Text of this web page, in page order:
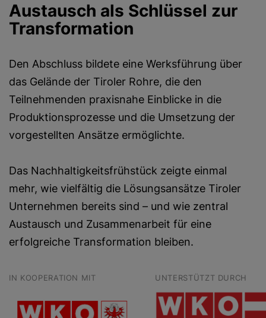
Austausch als Schlüssel zur
Transformation
Den Abschluss bildete eine Werksführung über
das Gelände der Tiroler Rohre, die den
Teilnehmenden praxisnahe Einblicke in die
Produktionsprozesse und die Umsetzung der
vorgestellten Ansätze ermöglichte.
Das Nachhaltigkeitsfrühstück zeigte einmal
mehr, wie vielfältig die Lösungsansätze Tiroler
Unternehmen bereits sind – und wie zentral
Austausch und Zusammenarbeit für eine
erfolgreiche Transformation bleiben.
IN KOOPERATION MIT UNTERSTÜTZT DURCH